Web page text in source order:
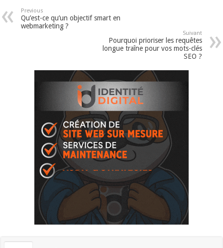
Previous
Qu’est-ce qu’un objectif smart en
webmarketing ?
Suivant
Pourquoi prioriser les requêtes
longue traîne pour vos mots-clés
SEO ?